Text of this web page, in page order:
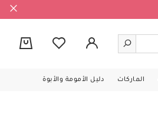
الماركات دليل الأمومة والأبوة